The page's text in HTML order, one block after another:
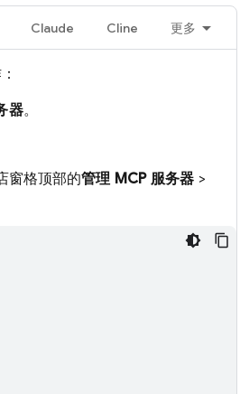
Claude Cline 更多
器。
窗格顶部的管理 MCP 服务器 >